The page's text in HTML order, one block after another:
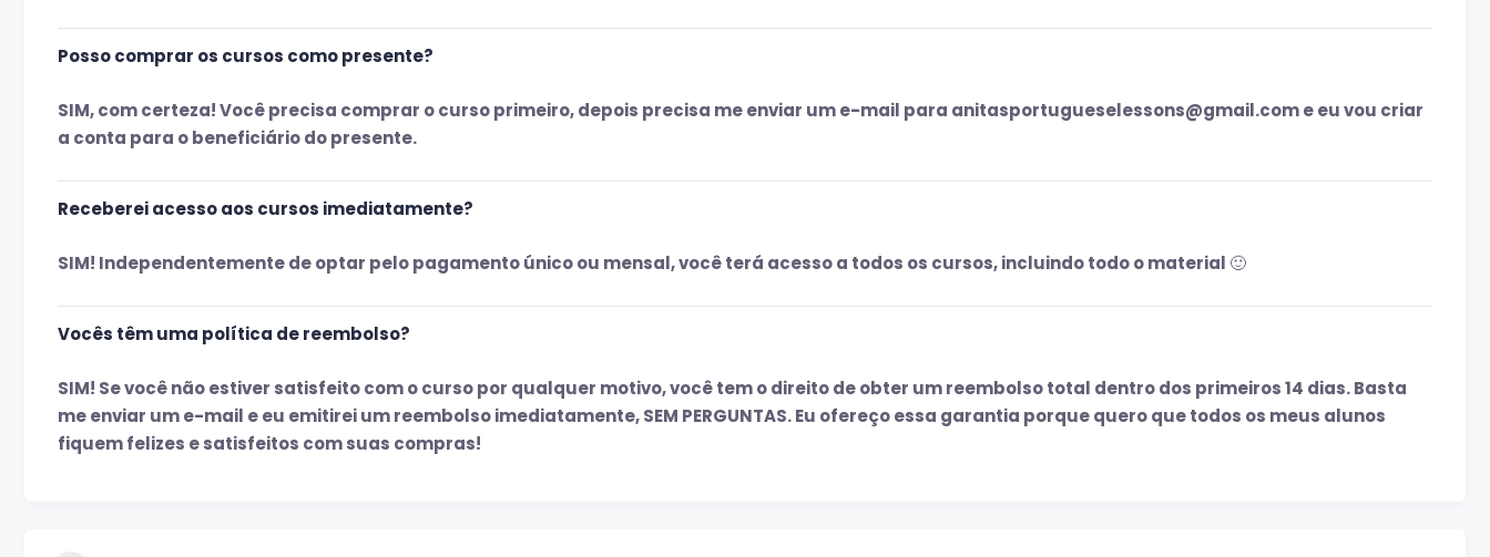
Posso comprar os cursos como presente?
SIM, com certeza! Você precisa comprar o curso primeiro, depois precisa me enviar um e-mail para anitasportugueselessons@gmail.com e eu vou criar
a conta para o beneficiário do presente.
Receberei acesso aos cursos imediatamente?
SIM! Independentemente de optar pelo pagamento único ou mensal, você terá acesso a todos os cursos, incluindo todo o material 🙂
Vocês têm uma política de reembolso?
SIM! Se você não estiver satisfeito com o curso por qualquer motivo, você tem o direito de obter um reembolso total dentro dos primeiros 14 dias. Basta
me enviar um e-mail e eu emitirei um reembolso imediatamente, SEM PERGUNTAS. Eu ofereço essa garantia porque quero que todos os meus alunos
fiquem felizes e satisfeitos com suas compras!